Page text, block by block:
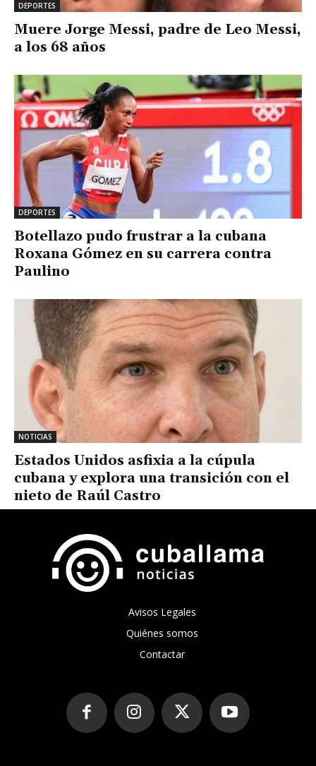
DEPORTES
Muere Jorge Messi, padre de Leo Messi,
a los 68 años
DEPORTES
Botellazo pudo frustrar a la cubana
Roxana Gómez en su carrera contra
Paulino
NOTICIAS
Estados Unidos asfixia a la cúpula
cubana y explora una transición con el
nieto de Raúl Castro
Avisos Legales
Quiénes somos
Contactar